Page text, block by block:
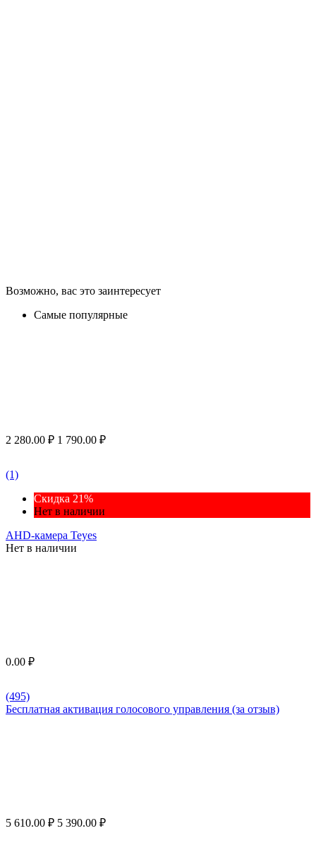
Возможно, вас это заинтересует
Самые популярные
2 280.00 ₽ 1 790.00 ₽
(1)
Скидка 21%
Нет в наличии
AHD-камера Teyes
Нет в наличии
0.00 ₽
(495)
Бесплатная активация голосового управления (за отзыв)
5 610.00 ₽ 5 390.00 ₽